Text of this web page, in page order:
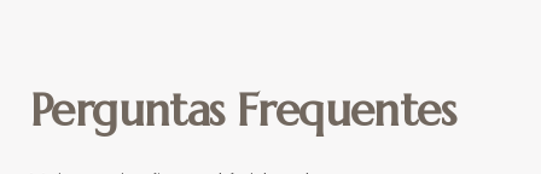
Perguntas Frequentes